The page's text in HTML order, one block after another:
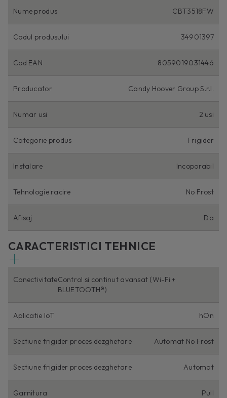
Nume produs CBT3518FW
Codul produsului 34901397
Cod EAN 8059019031446
Producator Candy Hoover Group S.r.l.
Numar usi 2 usi
Categorie produs Frigider
Instalare Incoporabil
Tehnologie racire No Frost
Afisaj Da
CARACTERISTICI TEHNICE
ConectivitateControl si continut avansat (Wi-Fi +
BLUETOOTH®)
Aplicatie IoT hOn
Sectiune frigider proces dezghetare Automat No Frost
Sectiune frigider proces dezghetare Automat
Garnitura Pull